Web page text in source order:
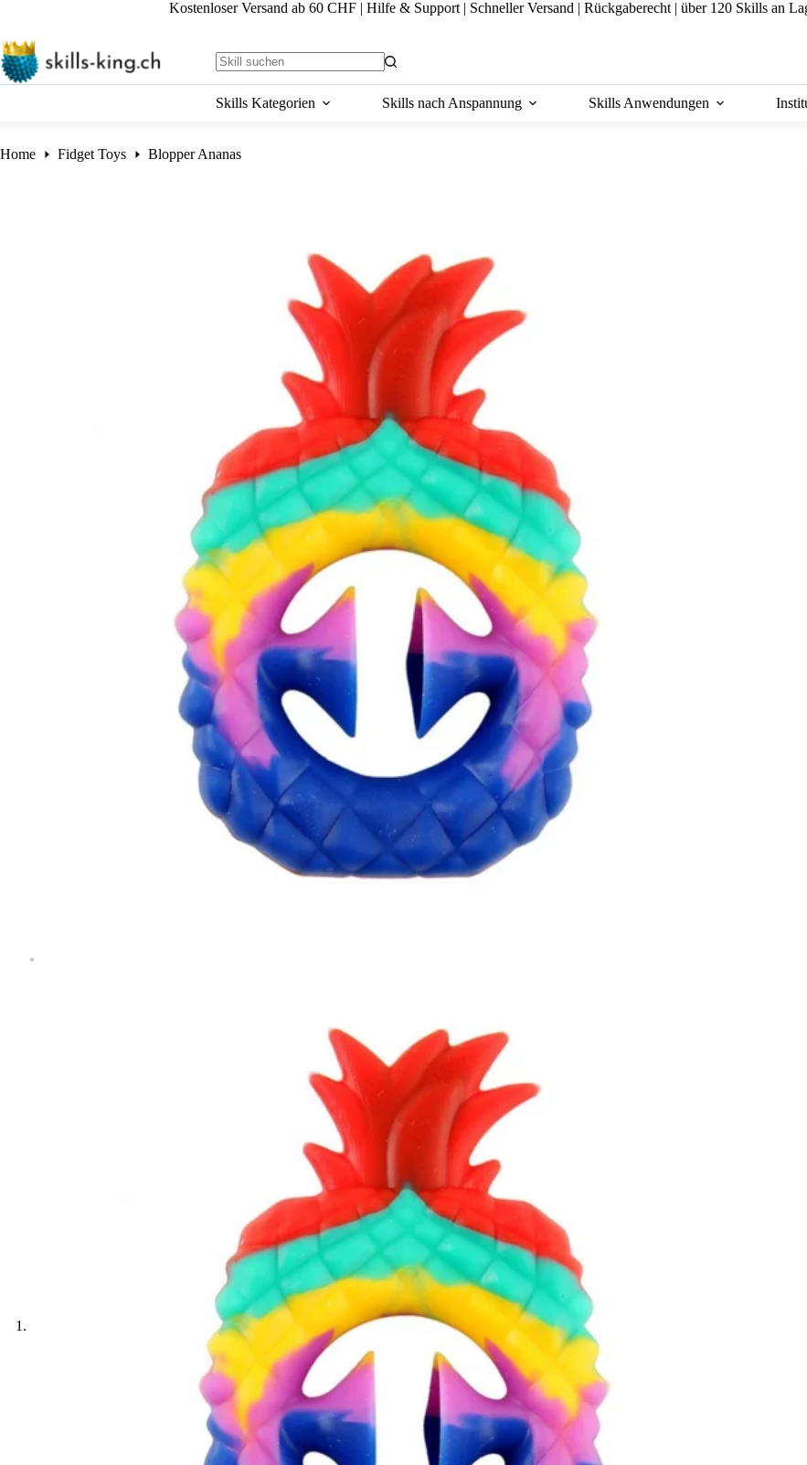
content
Kostenloser Versand ab 60 CHF| Hilfe & Support| Schneller Versand | Rückgaberecht | über 120 Skills an
results
Skills Kategorien Skills nach Anspannung Skills Anwendungen
Home Fidget Toys Blopper Ananas